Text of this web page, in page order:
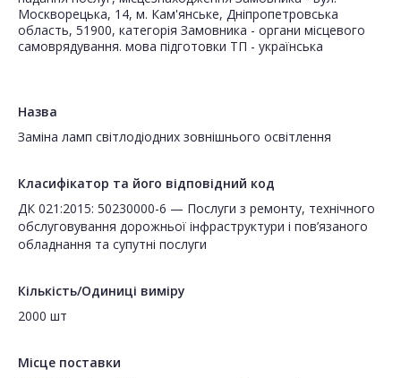
Москворецька, 14, м. Кам'янське, Дніпропетровська
область, 51900, категорія Замовника - органи місцевого
самоврядування. мова підготовки ТП - українська
Назва
Заміна ламп світлодіодних зовнішнього освітлення
Класифікатор та його відповідний код
ДК 021:2015: 50230000-6 — Послуги з ремонту, технічного
обслуговування дорожньої інфраструктури і пов’язаного
обладнання та супутні послуги
Кількість/Одиниці виміру
2000 шт
Місце поставки